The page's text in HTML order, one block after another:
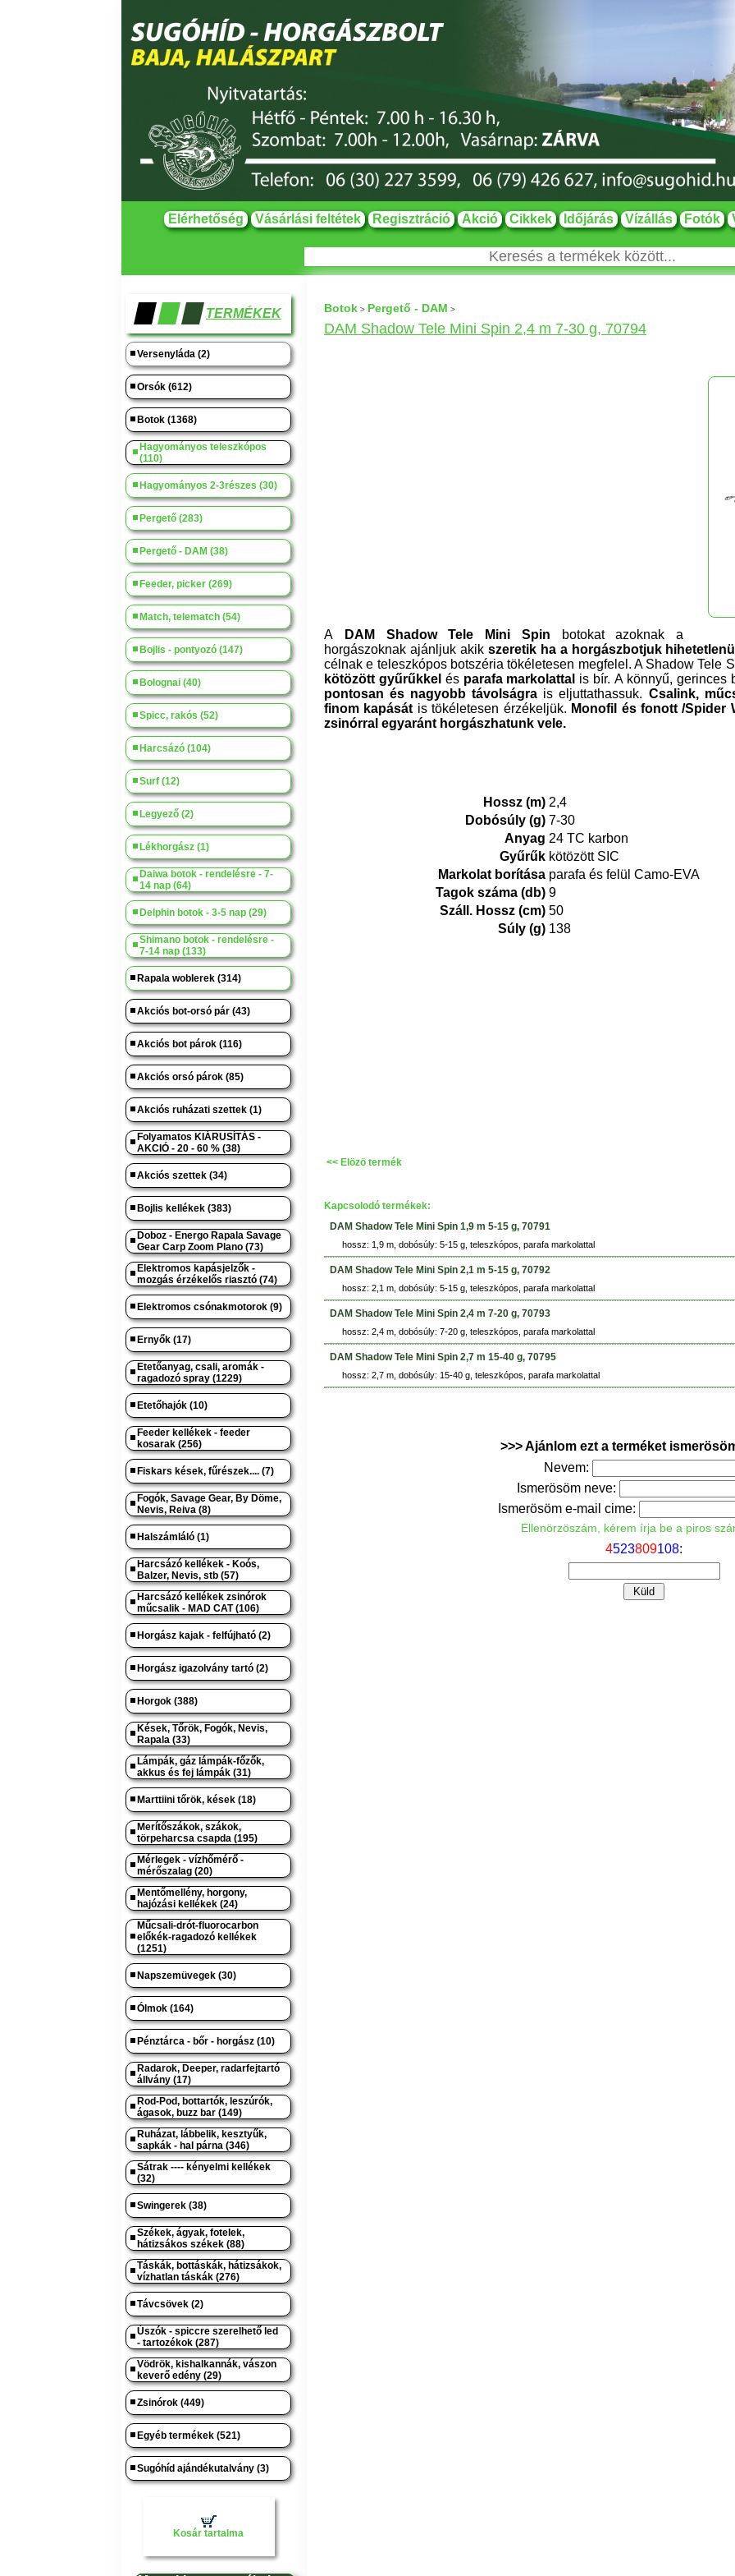
Elérhetőség Vásárlási feltétek Regisztráció Akció Cikkek Időjárás Vízállás Fotók
TERMÉKEK
Versenyláda (2)
Orsók (612)
Botok (1368)
Hagyományos teleszkópos
(110)
Hagyományos 2-3részes (30)
Pergető (283)
Pergető - DAM (38)
Feeder, picker (269)
Match, telematch (54)
Bojlis - pontyozó (147)
Bolognai (40)
Spicc, rakós (52)
Harcsázó (104)
Surf (12)
Legyező (2)
Lékhorgász (1)
Daiwa botok - rendelésre - 7-
14 nap (64)
Delphin botok - 3-5 nap (29)
Shimano botok - rendelésre -
7-14 nap (133)
Rapala woblerek (314)
Akciós bot-orsó pár (43)
Akciós bot párok (116)
Akciós orsó párok (85)
Akciós ruházati szettek (1)
Folyamatos KIÁRUSÍTÁS -
AKCIÓ - 20 - 60 % (38)
Akciós szettek (34)
Bojlis kellékek (383)
Doboz - Energo Rapala Savage
Gear Carp Zoom Plano (73)
Elektromos kapásjelzők -
mozgás érzékelős riasztó (74)
Elektromos csónakmotorok (9)
Ernyők (17)
Etetőanyag, csali, aromák -
ragadozó spray (1229)
Etetőhajók (10)
Feeder kellékek - feeder
kosarak (256)
Fiskars kések, fűrészek.... (7)
Fogók, Savage Gear, By Döme,
Nevis, Reiva (8)
Halszámláló (1)
Harcsázó kellékek - Koós,
Balzer, Nevis, stb (57)
Harcsázó kellékek zsinórok
műcsalik - MAD CAT (106)
Horgász kajak - felfújható (2)
Horgász igazolvány tartó (2)
Horgok (388)
Kések, Tőrök, Fogók, Nevis,
Rapala (33)
Lámpák, gáz lámpák-főzők,
akkus és fej lámpák (31)
Marttiini tőrök, kések (18)
Merítőszákok, szákok,
törpeharcsa csapda (195)
Mérlegek - vízhőmérő -
mérőszalag (20)
Mentőmellény, horgony,
hajózási kellékek (24)
Műcsali-drót-fluorocarbon
előkék-ragadozó kellékek
(1251)
Napszemüvegek (30)
Ólmok (164)
Pénztárca - bőr - horgász (10)
Radarok, Deeper, radarfejtartó
állvány (17)
Rod-Pod, bottartók, leszúrók,
ágasok, buzz bar (149)
Ruházat, lábbelik, kesztyűk,
sapkák - hal párna (346)
Sátrak ---- kényelmi kellékek
(32)
Swingerek (38)
Székek, ágyak, fotelek,
hátizsákos székek (88)
Táskák, bottáskák, hátizsákok,
vízhatlan táskák (276)
Távcsövek (2)
Úszók - spiccre szerelhető led
- tartozékok (287)
Vödrök, kishalkannák, vászon
keverő edény (29)
Zsinórok (449)
Egyéb termékek (521)
Sugóhíd ajándékutalvány (3)
Kosár tartalma
Botok > Pergető - DAM >
DAM Shadow Tele Mini Spin 2,4 m 7-30 g, 70794
A DAM Shadow Tele Mini Spin
botokat azoknak a
horgászoknak ajánljuk akik szeretik ha a horgászbotjuk
célnak e teleszkópos botszéria tökéletesen megfelel. A Shadow Tele
kötözött gyűrűkkel és parafa markolattal is bír. A könnyű, gerinces
pontosan és nagyobb távolságra is eljuttathassuk. Csalink,
finom kapását is tökéletesen érzékeljük. Monofil és fonott /Spider
zsinórral egyaránt horgászhatunk vele.
Hossz (m) 2,4
Dobósúly (g) 7-30
Anyag 24 TC karbon
Gyűrűk kötözött SIC
Markolat borítása parafa és felül Camo-EVA
Tagok száma (db) 9
Száll. Hossz (cm) 50
Súly (g) 138
<< Elözö termék
Kapcsolodó termékek:
DAM Shadow Tele Mini Spin 1,9 m 5-15 g, 70791
hossz: 1,9 m, dobósúly: 5-15 g, teleszkópos, parafa markolattal
DAM Shadow Tele Mini Spin 2,1 m 5-15 g, 70792
hossz: 2,1 m, dobósúly: 5-15 g, teleszkópos, parafa markolattal
DAM Shadow Tele Mini Spin 2,4 m 7-20 g, 70793
hossz: 2,4 m, dobósúly: 7-20 g, teleszkópos, parafa markolattal
DAM Shadow Tele Mini Spin 2,7 m 15-40 g, 70795
hossz: 2,7 m, dobósúly: 15-40 g, teleszkópos, parafa markolattal
>>> Ajánlom ezt a terméket
Nevem:
Ismerösöm neve:
Ismerösöm e-mail cime:
Ellenörzöszám, kérem írja be a piros
4523809108: